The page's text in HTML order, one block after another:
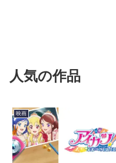
人気の作品
映画